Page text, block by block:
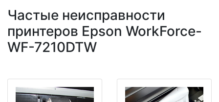
Частые неисправности
принтеров Epson WorkForce-
WF-7210DTW